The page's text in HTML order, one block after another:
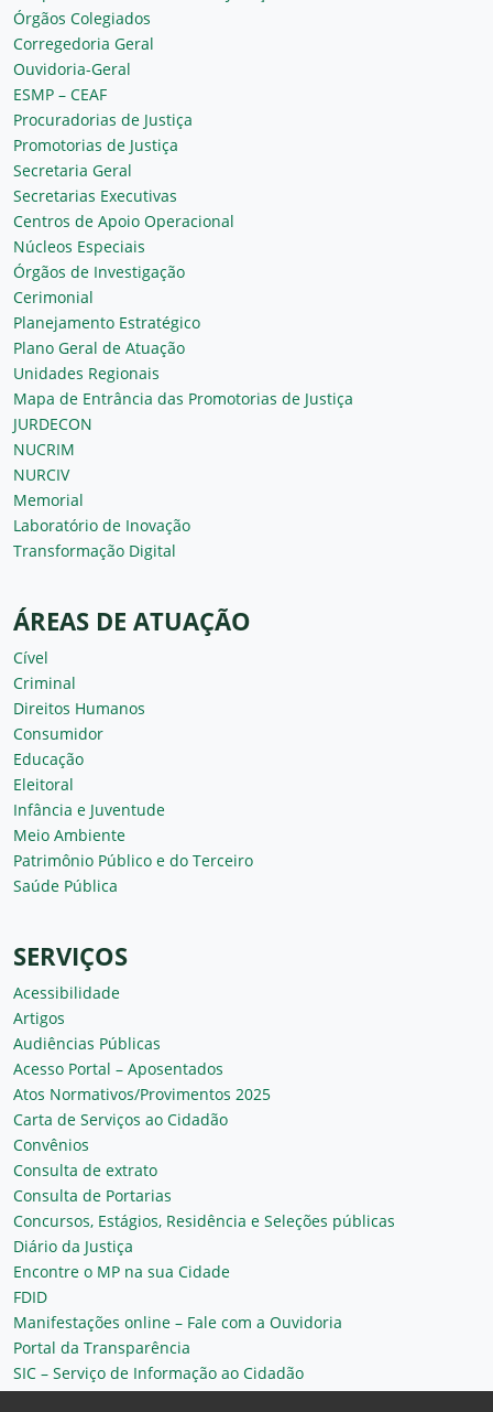
Órgãos Colegiados
Corregedoria Geral
Ouvidoria-Geral
ESMP – CEAF
Procuradorias de Justiça
Promotorias de Justiça
Secretaria Geral
Secretarias Executivas
Centros de Apoio Operacional
Núcleos Especiais
Órgãos de Investigação
Cerimonial
Planejamento Estratégico
Plano Geral de Atuação
Unidades Regionais
Mapa de Entrância das Promotorias de Justiça
JURDECON
NUCRIM
NURCIV
Memorial
Laboratório de Inovação
Transformação Digital
ÁREAS DE ATUAÇÃO
Cível
Criminal
Direitos Humanos
Consumidor
Educação
Eleitoral
Infância e Juventude
Meio Ambiente
Patrimônio Público e do Terceiro
Saúde Pública
SERVIÇOS
Acessibilidade
Artigos
Audiências Públicas
Acesso Portal – Aposentados
Atos Normativos/Provimentos 2025
Carta de Serviços ao Cidadão
Convênios
Consulta de extrato
Consulta de Portarias
Concursos, Estágios, Residência e Seleções públicas
Diário da Justiça
Encontre o MP na sua Cidade
FDID
Manifestações online – Fale com a Ouvidoria
Portal da Transparência
SIC – Serviço de Informação ao Cidadão
Plantão MP do Ceará